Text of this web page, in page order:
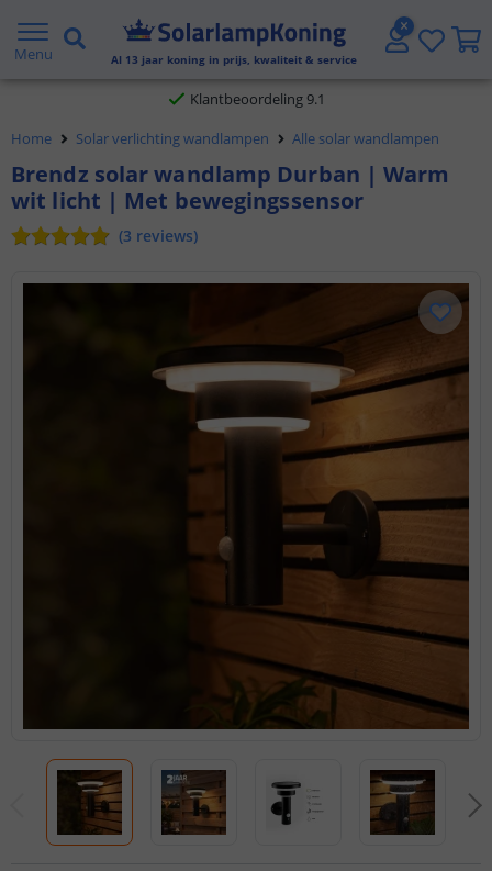
Menu Al 13 jaar koning in prijs, kwaliteit & service
Gratis verzending vanaf € 20,- NL en BE
Klantbeoordeling 9.1
Voor 23:45 uur besteld, morgen in huis
Home Solar verlichting wandlampen Alle solar wandlampen
Brendz solar wandlamp Durban | Warm
wit licht | Met bewegingssensor
(3 reviews)